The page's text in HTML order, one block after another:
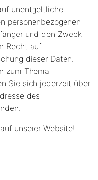
unentgeltliche
personenbezogenen
und den Zweck
Recht auf
dieser Daten.
zum Thema
Sie sich jederzeit über
des
unserer Website!